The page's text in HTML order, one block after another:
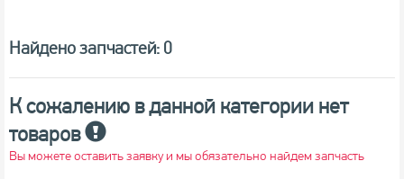
Найдено запчастей: 0
К сожалению в данной категории нет
товаров
Вы можете оставить заявку и мы обязательно найдем запчасть